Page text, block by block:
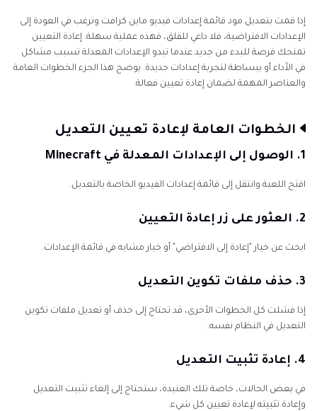
إذا قمت بتعديل مود قائمة إعدادات فيديو ماين كرافت وترغب في العودة إلى
الإعدادات الافتراضية، فلا داعي للقلق، فهذه عملية سهلة. إعادة التعيين
تمنحك فرصة للبدء من جديد عندما تبدو الإعدادات المعدلة تسبب مشاكل
في الأداء أو ببساطة لتجربة إعدادات جديدة. يوضح هذا الجزء الخطوات العامة
والعناصر المهمة لضمان إعادة تعيين فعالة.
الخطوات العامة لإعادة تعيين التعديل
1. الوصول إلى الإعدادات المعدلة في Minecraft
افتح اللعبة وانتقل إلى قائمة إعدادات الفيديو الخاصة بالتعديل.
2. العثور على زر إعادة التعيين
ابحث عن خيار "إعادة إلى الافتراضي" أو خيار مشابه في قائمة الإعدادات.
3. حذف ملفات تكوين التعديل
إذا فشلت كل الخطوات الأخرى، قد تحتاج إلى حذف أو تعديل ملفات تكوين
التعديل في النظام نفسه.
4. إعادة تثبيت التعديل
في بعض الحالات، خاصة تلك العنيدة، ستحتاج إلى إلغاء تثبيت التعديل
وإعادة تثبيته لإعادة تعيين كل شيء.